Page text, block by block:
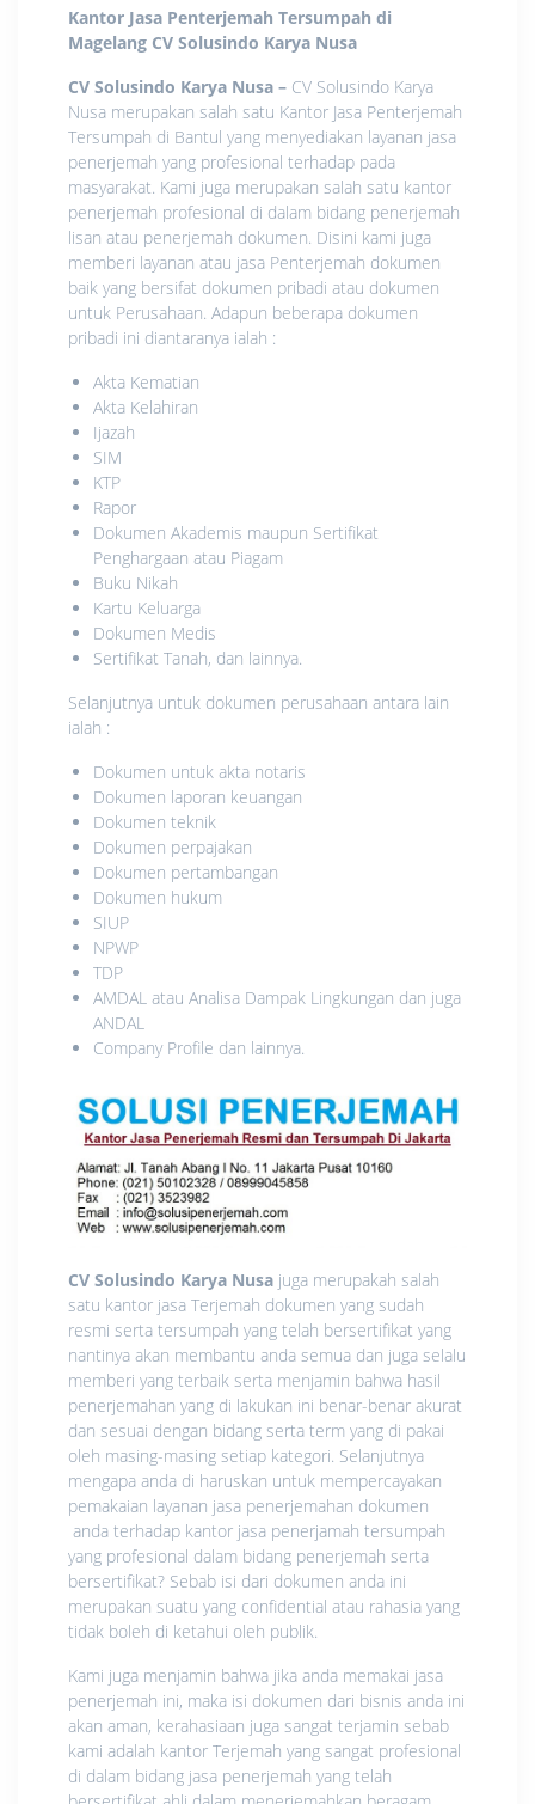
Kantor Jasa Penterjemah Tersumpah di
Magelang CV Solusindo Karya Nusa
CV Solusindo Karya Nusa – CV Solusindo Karya
Nusa merupakan salah satu Kantor Jasa Penterjemah
Tersumpah di Bantul yang menyediakan layanan jasa
penerjemah yang profesional terhadap pada
masyarakat. Kami juga merupakan salah satu kantor
penerjemah profesional di dalam bidang penerjemah
lisan atau penerjemah dokumen. Disini kami juga
memberi layanan atau jasa Penterjemah dokumen
baik yang bersifat dokumen pribadi atau dokumen
untuk Perusahaan. Adapun beberapa dokumen
pribadi ini diantaranya ialah :
Akta Kematian
Akta Kelahiran
Ijazah
SIM
KTP
Rapor
Dokumen Akademis maupun Sertifikat
Penghargaan atau Piagam
Buku Nikah
Kartu Keluarga
Dokumen Medis
Sertifikat Tanah, dan lainnya.
Selanjutnya untuk dokumen perusahaan antara lain
ialah :
Dokumen untuk akta notaris
Dokumen laporan keuangan
Dokumen teknik
Dokumen perpajakan
Dokumen pertambangan
Dokumen hukum
SIUP
NPWP
TDP
AMDAL atau Analisa Dampak Lingkungan dan juga
ANDAL
Company Profile dan lainnya.
CV Solusindo Karya Nusa juga merupakah salah
satu kantor jasa Terjemah dokumen yang sudah
resmi serta tersumpah yang telah bersertifikat yang
nantinya akan membantu anda semua dan juga selalu
memberi yang terbaik serta menjamin bahwa hasil
penerjemahan yang di lakukan ini benar-benar akurat
dan sesuai dengan bidang serta term yang di pakai
oleh masing-masing setiap kategori. Selanjutnya
mengapa anda di haruskan untuk mempercayakan
pemakaian layanan jasa penerjemahan dokumen
anda terhadap kantor jasa penerjamah tersumpah
yang profesional dalam bidang penerjemah serta
bersertifikat? Sebab isi dari dokumen anda ini
merupakan suatu yang confidential atau rahasia yang
tidak boleh di ketahui oleh publik.
Kami juga menjamin bahwa jika anda memakai jasa
penerjemah ini, maka isi dokumen dari bisnis anda ini
akan aman, kerahasiaan juga sangat terjamin sebab
kami adalah kantor Terjemah yang sangat profesional
di dalam bidang jasa penerjemah yang telah